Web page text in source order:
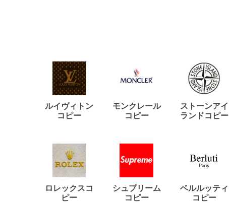
ルイヴィトン
コピー
モンクレール
コピー
ストーンアイ
ランドコピー
ロレックスコ
ピー
シュプリーム
コピー
ベルルッティ
コピー